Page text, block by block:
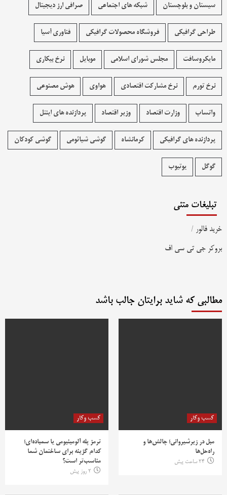
سیستان و بلوچستان شبکه های اجتماعی صرافی ارز دیجیتال
طراحی گرافیکی فروشگاه محصولات گرافيکی فناوری آسیا
مایکروسافت مجلس شورای اسلامی موبایل نرخ بیکاری
نرخ تورم نرخ مشارکت اقتصادی هواوی هوش مصنوعی
واتساپ وزارت اقتصاد وزیر اقتصاد پردازنده های اینتل
پردازنده های گرافیکی کرمانشاه گوشی شیائومی گوشی کودکان
گوگل یوتیوب
تبلیغات متنی
خرید فالور /
بروکر جی تی سی اف
مطالبی که شاید برایتان جالب باشد
کسب وکار
مبل در زیرشیروانی؛ چالش‌ها و
راه‌حل‌ها
24 ساعت پیش
کسب وکار
ترمز پله آلومینیومی یا سمباده‌ای؛
کدام گزینه برای ساختمان شما
مناسب‌تر است؟
2 روز پیش